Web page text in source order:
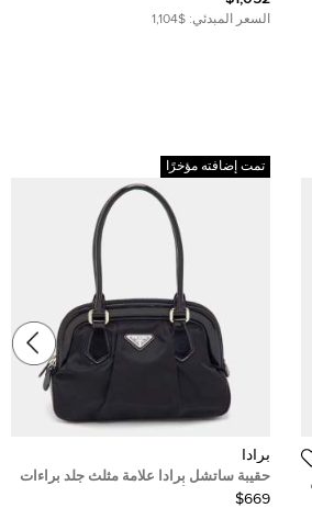
السعر المبدئي: $1,104
تمت إضافته مؤخرًا
برادا
حقيبة ساتشل برادا علامة مثلث جلد براءات
واكساء نايلون أسود بسحاب قبة
$669